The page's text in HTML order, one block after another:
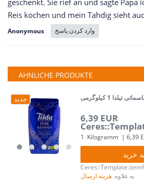
Reis kochen und mein Tahdig sieht
Anonymous وارد کردن پاسخ
ÄHNLICHE PRODUKTE
جدید تیلدا 1 کیلوگرمی
6,39 EUR
1 Kilogramm | 6,39
خرید
به علاوه. هزینه ارسال